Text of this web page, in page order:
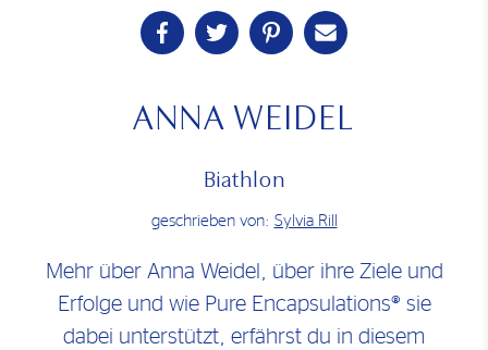
ANNA WEIDEL
Biathlon
geschrieben von: Sylvia Rill
Mehr über Anna Weidel, über ihre Ziele und
Erfolge und wie Pure Encapsulations® sie
dabei unterstützt, erfährst du in diesem